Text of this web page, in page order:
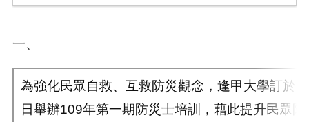
一、
為強化民眾自救、互救防災觀念，逢甲大學訂於
日舉辦109年第一期防災士培訓，藉此提升民眾